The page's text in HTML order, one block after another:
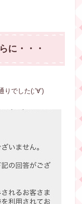
に・・・
でした(;’∀’)